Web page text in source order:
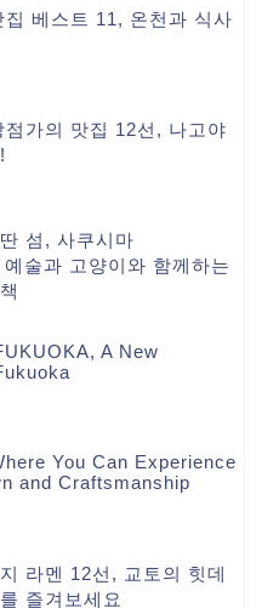
집 베스트 11, 온천과 식사
점가의 맛집 12선, 나고야
섬, 사쿠시마
술과 고양이와 함께하는
A New
You Can Experience
and Craftsmanship
라멘 12선, 교토의 힛데
즐겨보세요